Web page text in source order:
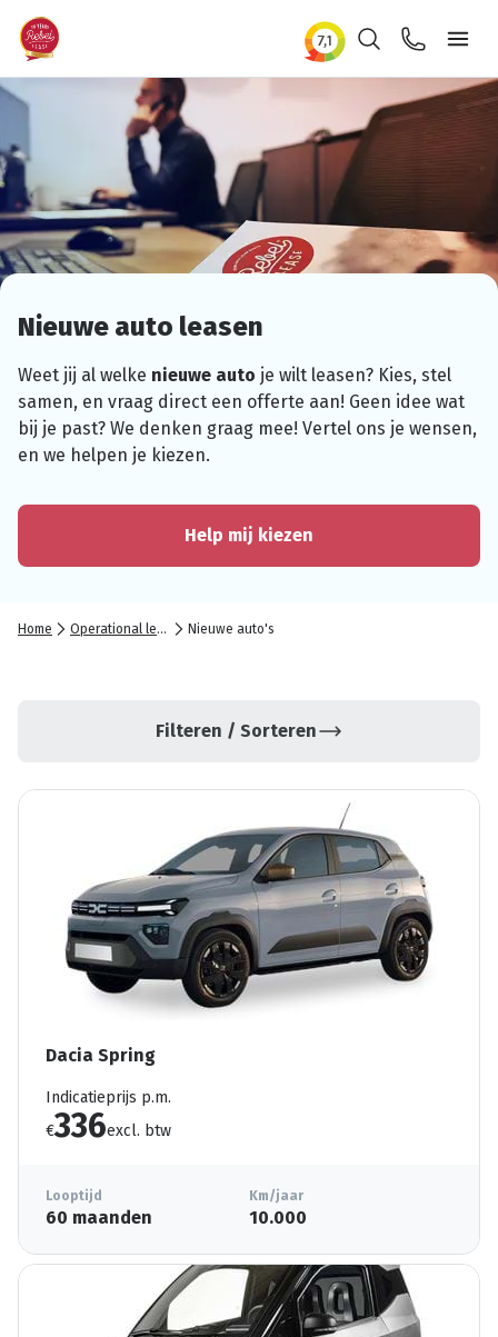
ZoekenContact
Nieuwe auto leasen
Weet jij al welke nieuwe auto je wilt leasen? Kies, stel
samen, en vraag direct een offerte aan! Geen idee wat
bij je past? We denken graag mee! Vertel ons je wensen,
en we helpen je kiezen.
Help mij kiezen
Home Operational lease Nieuwe auto's
Filteren / Sorteren
Dacia Spring
Indicatieprijs p.m.
€336excl. btw
Looptijd
60 maanden
Km/jaar
10.000